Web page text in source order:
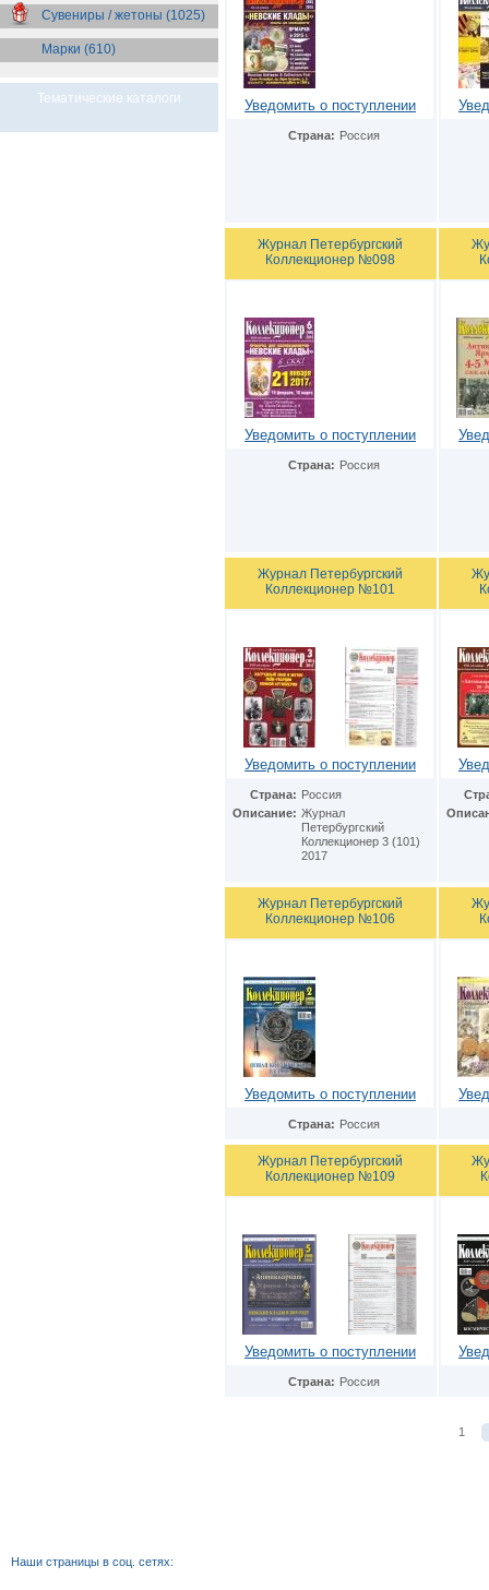
Сувениры / жетоны (1025)
Марки (610)
Тематические каталоги Уведомить о поступлении
Страна: Россия
Журнал Петербургский
Коллекционер №098
Уведомить о поступлении
Страна: Россия
Журнал Петербургский
Коллекционер №101
Уведомить о поступлении
Страна: Россия
Описание: Журнал
Петербургский
Коллекционер 3 (101)
2017
Журнал Петербургский
Коллекционер №106
Уведомить о поступлении
Страна: Россия
Журнал Петербургский
Коллекционер №109
Уведомить о поступлении
Страна: Россия
1
Наши страницы в соц. сетях: